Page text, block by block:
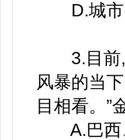
D.城市
3.目前,“
风暴的当
目相看。”
A.巴西